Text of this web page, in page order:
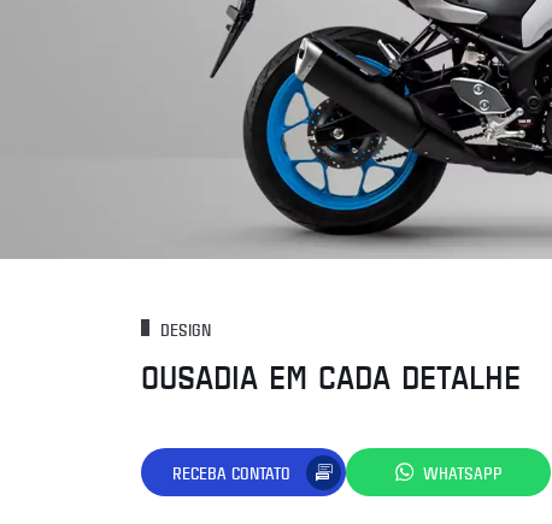
DESIGN
OUSADIA EM CADA DETALHE
RECEBA CONTATO WHATSAPP